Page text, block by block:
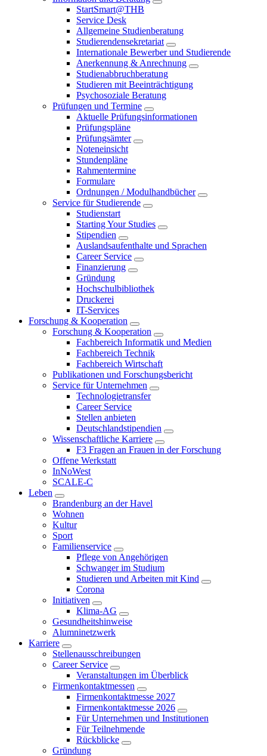
StartSmart@THB
Service Desk
Allgemeine Studienberatung
Studierendensekretariat
Internationale Bewerber und Studierende
Anerkennung & Anrechnung
Studienabbruchberatung
Studieren mit Beeinträchtigung
Psychosoziale Beratung
Prüfungen und Termine
Aktuelle Prüfungsinformationen
Prüfungspläne
Prüfungsämter
Noteneinsicht
Stundenpläne
Rahmentermine
Formulare
Ordnungen / Modulhandbücher
Service für Studierende
Studienstart
Starting Your Studies
Stipendien
Auslandsaufenthalte und Sprachen
Career Service
Finanzierung
Gründung
Hochschulbibliothek
Druckerei
IT-Services
Forschung & Kooperation
Forschung & Kooperation
Fachbereich Informatik und Medien
Fachbereich Technik
Fachbereich Wirtschaft
Publikationen und Forschungsbericht
Service für Unternehmen
Technologietransfer
Career Service
Stellen anbieten
Deutschlandstipendien
Wissenschaftliche Karriere
F3 Fragen an Frauen in der Forschung
Offene Werkstatt
InNoWest
SCALE-C
Leben
Brandenburg an der Havel
Wohnen
Kultur
Sport
Familienservice
Pflege von Angehörigen
Schwanger im Studium
Studieren und Arbeiten mit Kind
Corona
Initiativen
Klima-AG
Gesundheitshinweise
Alumninetzwerk
Karriere
Stellenausschreibungen
Career Service
Veranstaltungen im Überblick
Firmenkontaktmessen
Firmenkontaktmesse 2027
Firmenkontaktmesse 2026
Für Unternehmen und Institutionen
Für Teilnehmende
Rückblicke
Gründung